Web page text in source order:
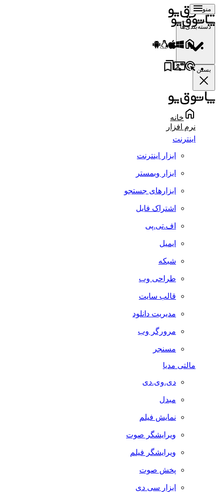
منو
دسته‌بندی‌ها
بستن
خانه
نرم افزار
اینترنت
ابزار اینترنت
ابزار وبمستر
ابزارهای جستجو
اشتراک فایل
اف.تی.پی
ایمیل
شبکه
طراحی وب
قالب سایت
مدیریت دانلود
مرورگر وب
مسنجر
مالتی مدیا
دی.وی.دی
مبدل
نمایش فیلم
ویرایشگر صوت
ویرایشگر فیلم
پخش صوت
ابزار سی دی